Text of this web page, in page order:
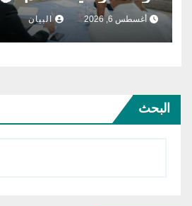
مشروع الطاقة الشمسية
أغسطس 6, 2026 البيان
البحث